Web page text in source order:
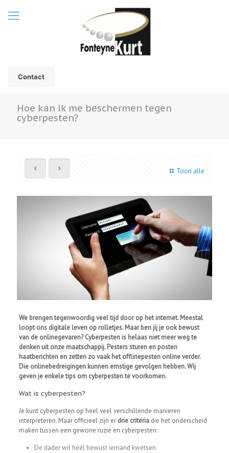
Contact
Hoe kan ik me beschermen tegen
cyberpesten?
Toon alle
We brengen tegenwoordig veel tijd door op het internet. Meestal
loopt ons digitale leven op rolletjes. Maar ben jij je ook bewust
van de onlinegevaren? Cyberpesten is helaas niet meer weg te
denken uit onze maatschappij. Pesters sturen en posten
haatberichten en zetten zo vaak het offlinepesten online verder.
Die onlinebedreigingen kunnen ernstige gevolgen hebben. Wij
geven je enkele tips om cyberpesten te voorkomen.
Wat is cyberpesten?
Je kunt cyberpesten op heel veel verschillende manieren
interpreteren. Maar officieel zijn er drie criteriadie het onderscheid
maken tussen een gewone ruzie en cyberpesten:
De dader wil héél bewust iemand kwetsen.